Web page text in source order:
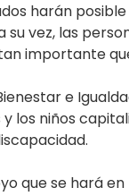
harán
su vez, las
importante
e
los niños
que se hará